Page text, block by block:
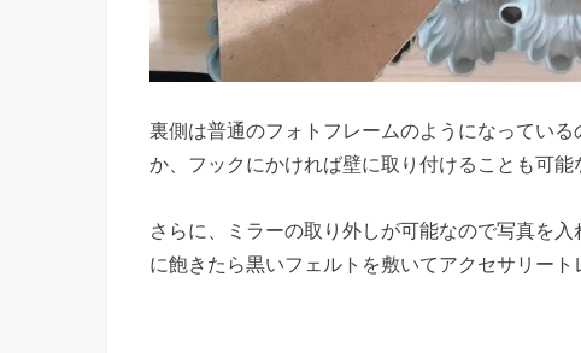
裏側は普通のフォトフレームのようになってい
か、フックにかければ壁に取り付けることも可能
さらに、ミラーの取り外しが可能なので写真を
に飽きたら黒いフェルトを敷いてアクセサリー